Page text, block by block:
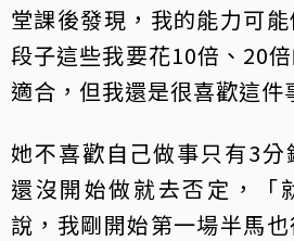
堂課後發現，我的能力可
段子這些我要花10倍、20
適合，但我還是很喜歡這件
她不喜歡自己做事只有3
還沒開始做就去否定，「
說，我剛開始第一場半馬